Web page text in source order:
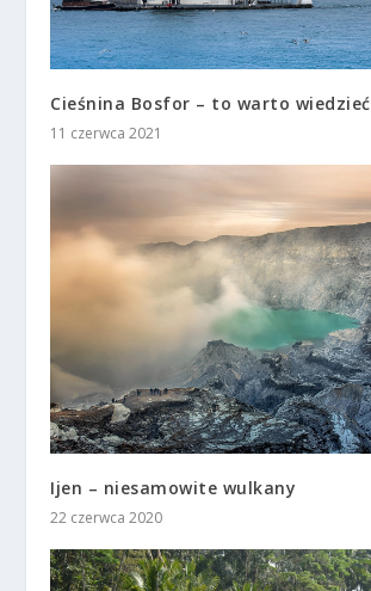
Cieśnina Bosfor – to warto wiedzieć
11 czerwca 2021
Ijen – niesamowite wulkany
22 czerwca 2020